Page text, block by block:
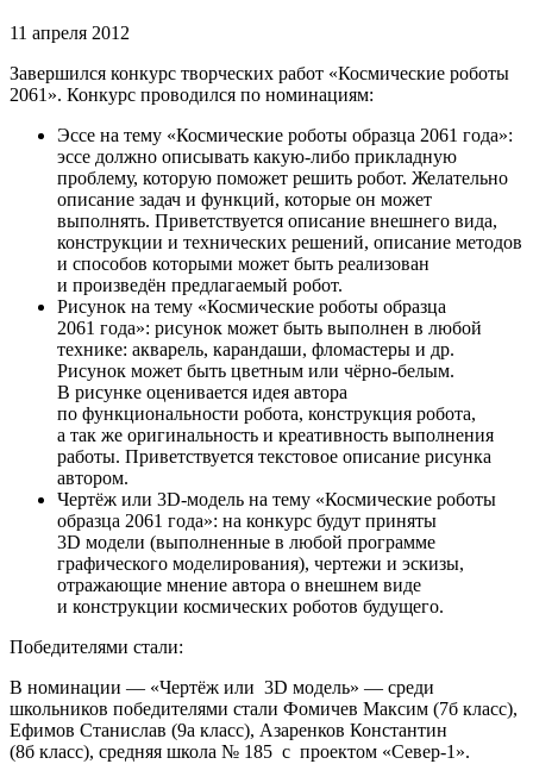
11 апреля 2012
Завершился конкурс творческих работ «Космические роботы
2061». Конкурс проводился по номинациям:
Эссе на тему «Космические роботы образца 2061 года»:
эссе должно описывать какую-либо прикладную
проблему, которую поможет решить робот. Желательно
описание задач и функций, которые он может
выполнять. Приветствуется описание внешнего вида,
конструкции и технических решений, описание методов
и способов которыми может быть реализован
и произведён предлагаемый робот.
Рисунок на тему «Космические роботы образца
2061 года»: рисунок может быть выполнен в любой
технике: акварель, карандаши, фломастеры и др.
Рисунок может быть цветным или чёрно-белым.
В рисунке оценивается идея автора
по функциональности робота, конструкция робота,
а так же оригинальность и креативность выполнения
работы. Приветствуется текстовое описание рисунка
автором.
Чертёж или 3D-модель на тему «Космические роботы
образца 2061 года»: на конкурс будут приняты
3D модели (выполненные в любой программе
графического моделирования), чертежи и эскизы,
отражающие мнение автора о внешнем виде
и конструкции космических роботов будущего.
Победителями стали:
В номинации — «Чертёж или 3D модель» — среди
школьников победителями стали Фомичев Максим (7б класс),
Ефимов Станислав (9а класс), Азаренков Константин
(8б класс), средняя школа № 185 с проектом «Север-1».